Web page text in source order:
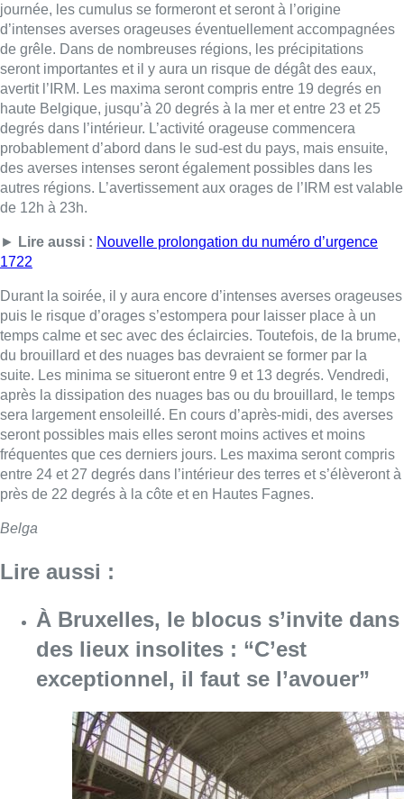
journée, les cumulus se formeront et seront à l’origine
d’intenses averses orageuses éventuellement accompagnées
de grêle. Dans de nombreuses régions, les précipitations
seront importantes et il y aura un risque de dégât des eaux,
avertit l’IRM. Les maxima seront compris entre 19 degrés en
haute Belgique, jusqu’à 20 degrés à la mer et entre 23 et 25
degrés dans l’intérieur. L’activité orageuse commencera
probablement d’abord dans le sud-est du pays, mais ensuite,
des averses intenses seront également possibles dans les
autres régions. L’avertissement aux orages de l’IRM est valable
de 12h à 23h.
► Lire aussi : Nouvelle prolongation du numéro d’urgence
1722
Durant la soirée, il y aura encore d’intenses averses orageuses
puis le risque d’orages s’estompera pour laisser place à un
temps calme et sec avec des éclaircies. Toutefois, de la brume,
du brouillard et des nuages bas devraient se former par la
suite. Les minima se situeront entre 9 et 13 degrés. Vendredi,
après la dissipation des nuages bas ou du brouillard, le temps
sera largement ensoleillé. En cours d’après-midi, des averses
seront possibles mais elles seront moins actives et moins
fréquentes que ces derniers jours. Les maxima seront compris
entre 24 et 27 degrés dans l’intérieur des terres et s’élèveront à
près de 22 degrés à la côte et en Hautes Fagnes.
Belga
Lire aussi :
À Bruxelles, le blocus s’invite dans
des lieux insolites : “C’est
exceptionnel, il faut se l’avouer”